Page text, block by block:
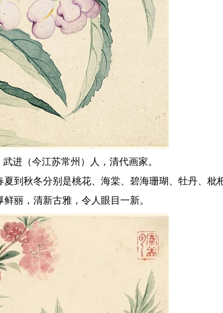
（今江苏常州）人，清代画家。
秋冬分别是桃花、海棠、碧海珊瑚、牡丹、枇
丽，清新古雅，令人眼目一新。